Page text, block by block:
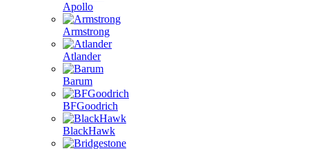
Apollo
Armstrong
Atlander
Barum
BFGoodrich
BlackHawk